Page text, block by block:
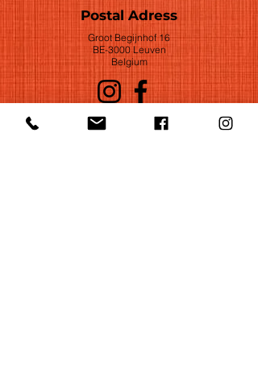
Postal Adress
Groot Begijnhof 16
BE-3000 Leuven
Belgium
©2022 by Huelgas Ensemble